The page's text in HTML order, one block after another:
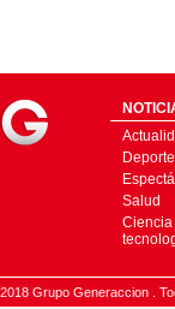
Salud
Ciencia
2018 Grupo Generaccion .